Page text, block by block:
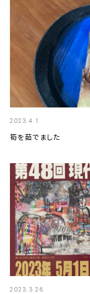
2023.4.1
筍を茹でました
2023.3.26